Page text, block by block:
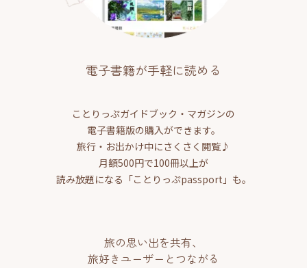
電子書籍が手軽に読める
ことりっぷガイドブック・マガジンの
電子書籍版の購入ができます。
旅行・お出かけ中にさくさく閲覧♪
月額500円で100冊以上が
読み放題になる「ことりっぷpassport」も。
旅の思い出を共有、
旅好きユーザーとつながる